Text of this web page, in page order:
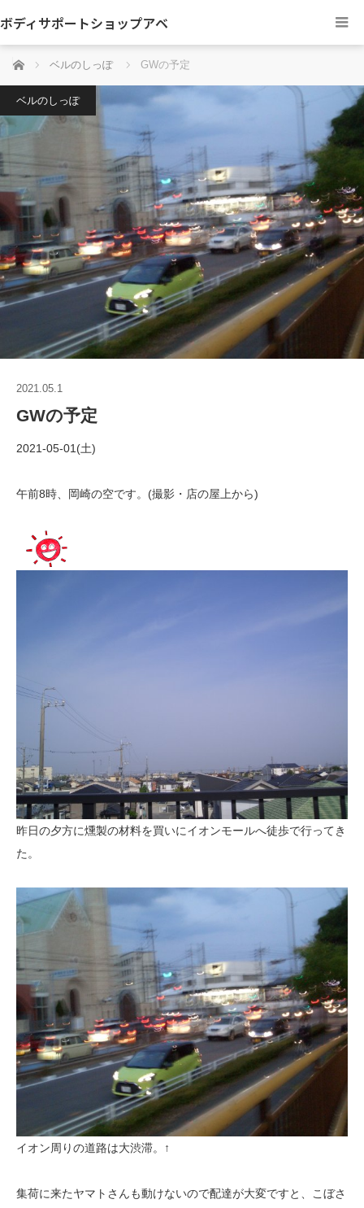
ボディサポートショップアベ
ホーム ベルのしっぽ GWの予定
ベルのしっぽ
2021.05.1
GWの予定
2021-05-01(土)
午前8時、岡崎の空です。(撮影・店の屋上から)
昨日の夕方に燻製の材料を買いにイオンモールへ徒歩で行ってき
た。
イオン周りの道路は大渋滞。↑
集荷に来たヤマトさんも動けないので配達が大変ですと、こぼさ